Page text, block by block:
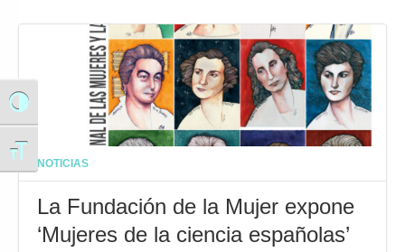
Alternar alto contraste
Alternar tamaño de letra
NOTICIAS
La Fundación de la Mujer expone
‘Mujeres de la ciencia españolas’